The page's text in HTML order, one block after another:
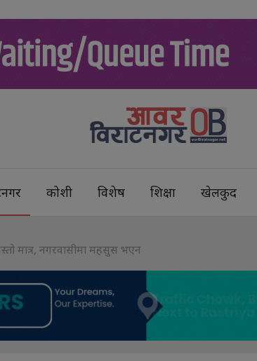
कोशी विशेष शिक्षा खेलकुद
मात्र, नगरवासीमा महसुस भएन